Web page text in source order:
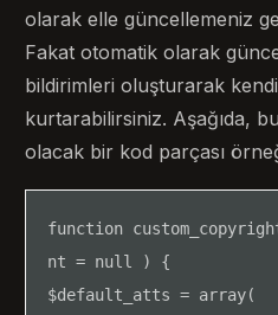
olarak elle güncellemeniz
Fakat otomatik olarak
bildirimleri oluşturarak
kurtarabilirsiniz. Aşağıda,
olacak bir kod parçası
function
nt = null ) {
$default_atts = array(